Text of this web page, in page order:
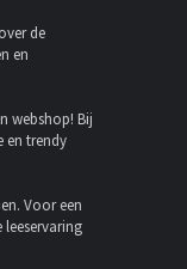
de
en
webshop! Bij
en trendy
Voor een